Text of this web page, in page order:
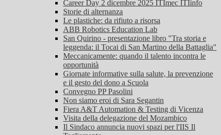
Career Day 2 dicembre 2025 ITImec ITIinfo
Storie di alternanza
Le plastiche: da rifiuto a risorsa
ABB Robotics Education Lab
San Quirino - presentazione libro "Tra storia e
leggenda: il Tocai di San Martino della Battaglia"
Meccanicamente: quando il talento incontra le
opportunità
Giornate informative sulla salute, la prevenzione
e il gesto del dono a Scuola
Convegno PP Pasolini
Non siamo eroi di Sara Segantin
Fiera A&T Automation & Testing di Vicenza
Visita della delegazione del Mozambico
Il Sindaco annuncia nuovi spazi per l'IIS Il